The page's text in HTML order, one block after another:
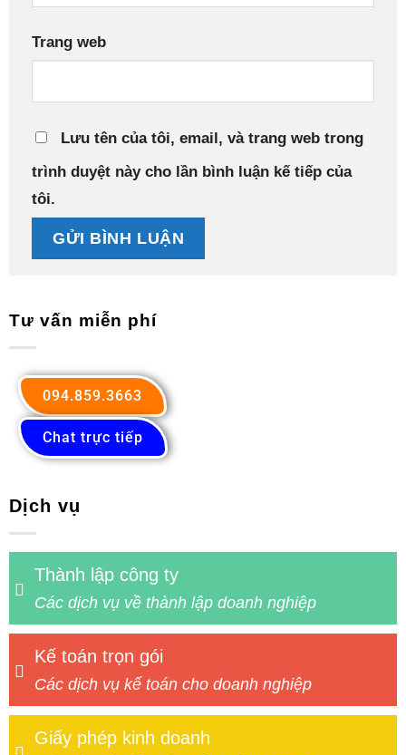
Trang web
Lưu tên của tôi, email, và trang web trong
trình duyệt này cho lần bình luận kế tiếp của
tôi.
Tư vấn miễn phí
094.859.3663
Chat trực tiếp
Dịch vụ
Thành lập công ty
Các dịch vụ về thành lập doanh nghiệp
Kế toán trọn gói
Các dịch vụ kế toán cho doanh nghiệp
Giấy phép kinh doanh